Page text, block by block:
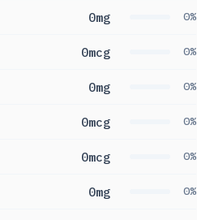
0mg 0%
0mcg 0%
0mg 0%
0mcg 0%
0mcg 0%
0mg 0%